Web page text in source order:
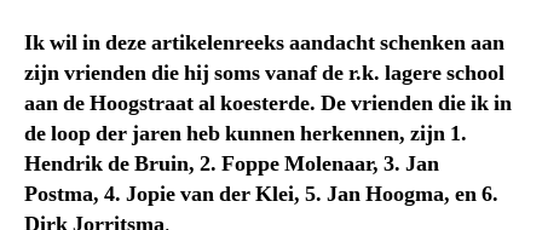
Ik wil in deze artikelenreeks aandacht schenken aan
zijn vrienden die hij soms vanaf de r.k. lagere school
aan de Hoogstraat al koesterde. De vrienden die ik in
de loop der jaren heb kunnen herkennen, zijn 1.
Hendrik de Bruin, 2. Foppe Molenaar, 3. Jan
Postma, 4. Jopie van der Klei, 5. Jan Hoogma, en 6.
Dirk Jorritsma.